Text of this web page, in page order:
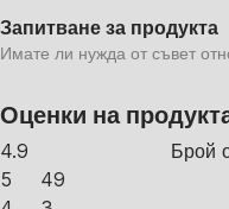
Запитване за продукта
Имате ли нужда от съвет
Оценки на
4.9 Брой
5
49